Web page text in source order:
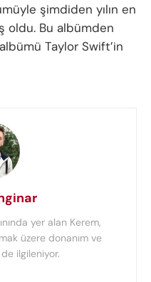
şimdiden yılın en
oldu. Bu albümden
Taylor Swift’in
yer alan Kerem,
üzere donanım ve
ilgileniyor.